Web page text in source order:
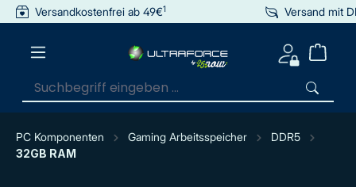
springen
Versandkostenfrei ab 49€1 Versand mit
PC Komponenten Gaming Arbeitsspeicher
DDR5
32GB RAM